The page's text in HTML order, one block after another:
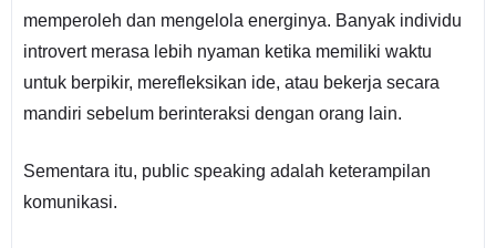
memperoleh dan mengelola energinya. Banyak individu
introvert merasa lebih nyaman ketika memiliki waktu
untuk berpikir, merefleksikan ide, atau bekerja secara
mandiri sebelum berinteraksi dengan orang lain.
Sementara itu, public speaking adalah keterampilan
komunikasi.